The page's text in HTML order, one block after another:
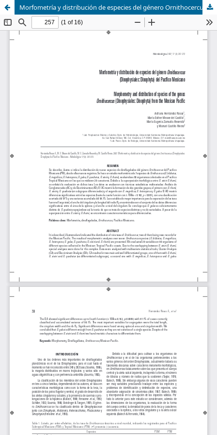
Morfometría y distribución de especies del género Ornithocercus (Dinophysiales: Dinophyta) del Pacífico Mexicano